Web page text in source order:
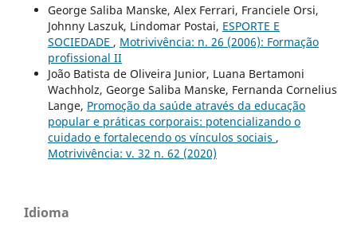
George Saliba Manske, Alex Ferrari, Franciele Orsi,
Johnny Laszuk, Lindomar Postai, ESPORTE E
SOCIEDADE , Motrivivência: n. 26 (2006): Formação
profissional II
João Batista de Oliveira Junior, Luana Bertamoni
Wachholz, George Saliba Manske, Fernanda Cornelius
Lange, Promoção da saúde através da educação
popular e práticas corporais: potencializando o
cuidado e fortalecendo os vínculos sociais ,
Motrivivência: v. 32 n. 62 (2020)
Idioma